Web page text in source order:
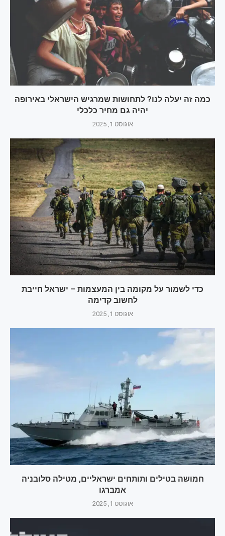
כמה זה יעלה לנו? לתחושות שמרגיש הישראלי באירופה
יהיה גם מחיר כלכלי
אוגוסט 1, 2025
כדי לשמור על מקומה בין המעצמות – ישראל חייבת
לחשוב קדימה
אוגוסט 1, 2025
חמושה בטילים ותותחים ישראליים, מטילה סלובניה
אמברגו
אוגוסט 1, 2025